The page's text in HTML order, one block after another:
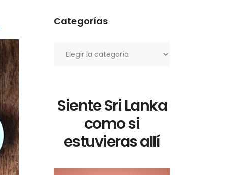
Categorías
Siente Sri Lanka
como si
estuvieras allí